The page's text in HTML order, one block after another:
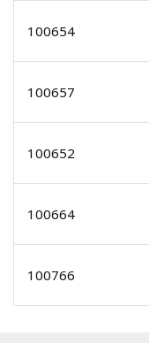
100654
100657
100652
100664
100766